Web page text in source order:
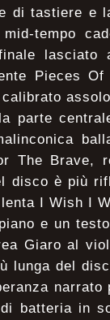
di tastiere e
tempo
lasciato
Pieces
parte
The Brave,
disco è più
I Wish I
e un
Giaro al
lunga del
batteria in